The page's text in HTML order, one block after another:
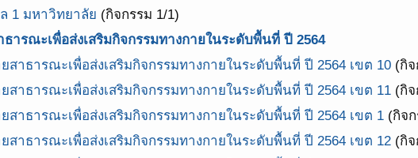
1 มหาวิทยาลัย (กิจกรรม 1/1)
ารณะเพื่อส่งเสริมกิจกรรมทางกายในระดับพื้นที่ ปี 2564
สาธารณะเพื่อส่งเสริมกิจกรรมทางกายในระดับพื้นที่ ปี 2564 เขต 10 (กิจ
สาธารณะเพื่อส่งเสริมกิจกรรมทางกายในระดับพื้นที่ ปี 2564 เขต 11 (กิ
สาธารณะเพื่อส่งเสริมกิจกรรมทางกายในระดับพื้นที่ ปี 2564 เขต 1 (กิจ
สาธารณะเพื่อส่งเสริมกิจกรรมทางกายในระดับพื้นที่ ปี 2564 เขต 12 (กิจ